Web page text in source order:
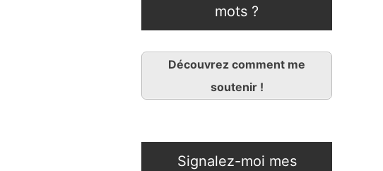
mots ?
Découvrez comment me
soutenir !
Signalez-moi mes